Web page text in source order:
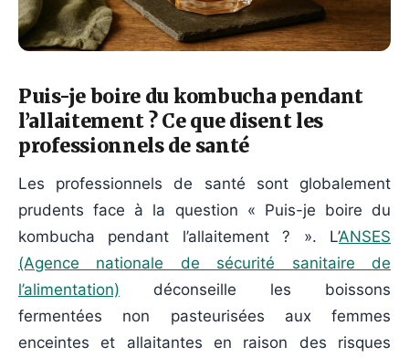
Puis-je boire du kombucha pendant
l’allaitement ? Ce que disent les
professionnels de santé
Les professionnels de santé sont globalement
prudents face à la question « Puis-je boire du
kombucha pendant l’allaitement ? ». L’ANSES
(Agence nationale de sécurité sanitaire de
l’alimentation) déconseille les boissons
fermentées non pasteurisées aux femmes
enceintes et allaitantes en raison des risques